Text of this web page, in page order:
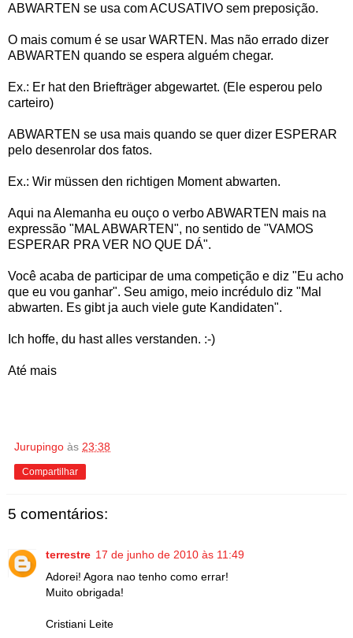
ABWARTEN se usa com ACUSATIVO sem preposição.
O mais comum é se usar WARTEN. Mas não errado dizer
ABWARTEN quando se espera alguém chegar.
Ex.: Er hat den Briefträger abgewartet. (Ele esperou pelo
carteiro)
ABWARTEN se usa mais quando se quer dizer ESPERAR
pelo desenrolar dos fatos.
Ex.: Wir müssen den richtigen Moment abwarten.
Aqui na Alemanha eu ouço o verbo ABWARTEN mais na
expressão "MAL ABWARTEN", no sentido de "VAMOS
ESPERAR PRA VER NO QUE DÁ".
Você acaba de participar de uma competição e diz "Eu acho
que eu vou ganhar". Seu amigo, meio incrédulo diz "Mal
abwarten. Es gibt ja auch viele gute Kandidaten".
Ich hoffe, du hast alles verstanden. :-)
Até mais
Jurupingo às 23:38
Compartilhar
5 comentários:
terrestre 17 de junho de 2010 às 11:49
Adorei! Agora nao tenho como errar!
Muito obrigada!
Cristiani Leite